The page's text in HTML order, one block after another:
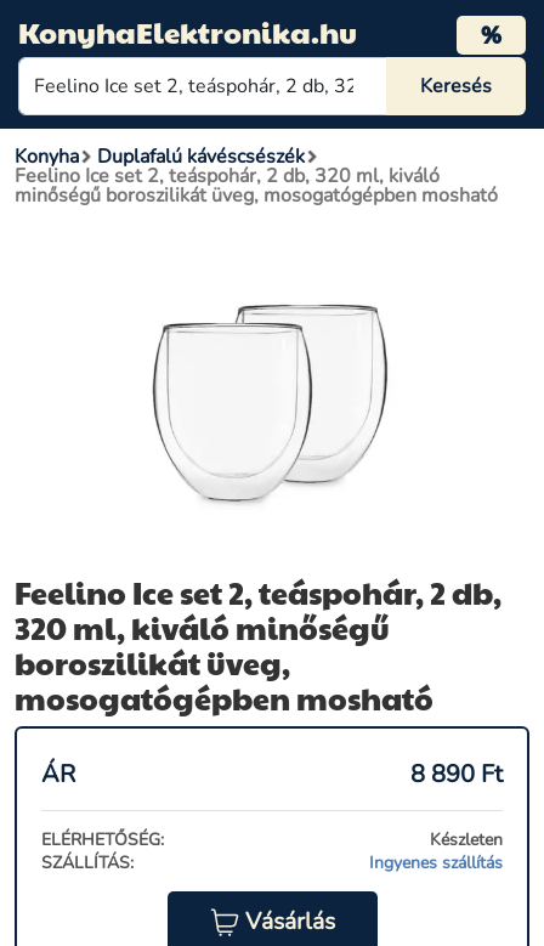
KonyhaElektronika.hu %
Konyha Duplafalú kávéscsészék
Feelino Ice set 2, teáspohár, 2 db, 320 ml, kiváló
minőségű boroszilikát üveg, mosogatógépben mosható
Feelino Ice set 2, teáspohár, 2 db,
320 ml, kiváló minőségű
boroszilikát üveg,
mosogatógépben mosható
ÁR 8 890 Ft
ELÉRHETŐSÉG:
Készleten
SZÁLLÍTÁS:
Ingyenes szállítás
Vásárlás